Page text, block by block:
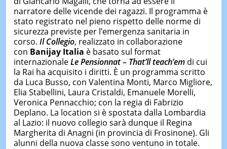
narratore delle vicende dei ragazzi. Il programma è
stato registrato nel pieno rispetto delle norme di
sicurezza previste per l’emergenza sanitaria in
corso. Il Collegio, realizzato in collaborazione
con Banijay Italia è basato sul format
internazionaleLe Pensionnat – That’ll teach’emdi cui
la Rai ha acquisito i diritti. È un programma scritto
da Luca Busso, con Valentina Monti, Marco Migliore,
Elia Stabellini, Laura Cristaldi, Emanuele Morelli,
Veronica Pennacchio; con la regia di Fabrizio
Deplano. La location si è spostata dalla Lombardia
al Lazio: il nuovo collegio sarà dunque il Regina
Margherita di Anagni (in provincia di Frosinone). Gli
alunni della nuova classe sono ventuno in totale.